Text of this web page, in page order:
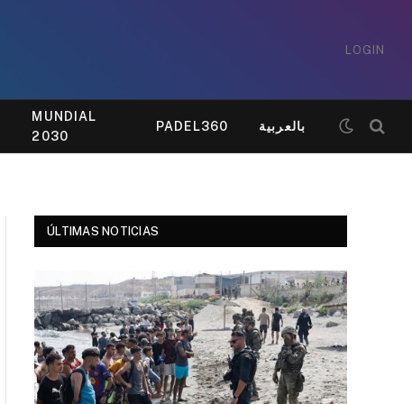
LOGIN
MUNDIAL
2030
PADEL360 بالعربية
ÚLTIMAS NOTICIAS